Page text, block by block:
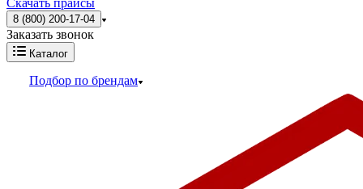
Скачать прайсы
8 (800) 200-17-04
Заказать звонок
Каталог
Подбор по брендам